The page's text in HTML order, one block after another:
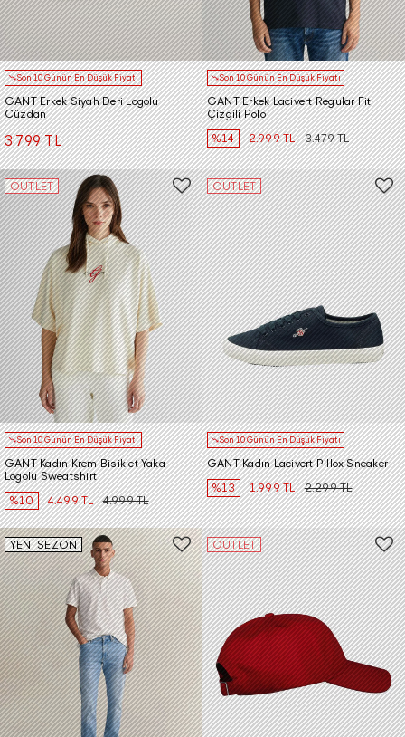
Son 10 Günün En Düşük Fiyatı
GANT Erkek Siyah Deri Logolu
Cüzdan
3.799 TL
Son 10 Günün En Düşük Fiyatı
GANT Erkek Lacivert Regular Fit
Çizgili Polo
%14
2.999 TL 3.479 TL
OUTLET
Son 10 Günün En Düşük Fiyatı
GANT Kadın Krem Bisiklet Yaka
Logolu Sweatshirt
%10
4.499 TL 4.999 TL
OUTLET
Son 10 Günün En Düşük Fiyatı
GANT Kadın Lacivert Pillox Sneaker
%13
1.999 TL 2.299 TL
YENİ SEZON OUTLET